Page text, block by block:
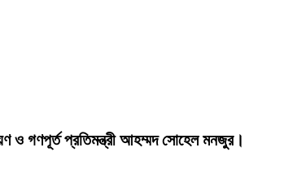
ও গণপূর্ত প্রতিমন্ত্রী আহম্মদ সোহেল মনজুর।